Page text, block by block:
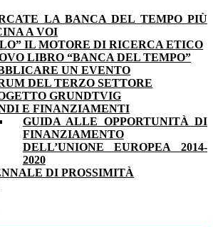
LA BANCA DEL TEMPO PIÙ
A VOI
IL MOTORE DI RICERCA ETICO
LIBRO “BANCA DEL TEMPO”
UN EVENTO
DEL TERZO SETTORE
GRUNDTVIG
E FINANZIAMENTI
GUIDA ALLE OPPORTUNITÀ DI
FINANZIAMENTO
DELL’UNIONE EUROPEA 2014-
2020
DI PROSSIMITÀ